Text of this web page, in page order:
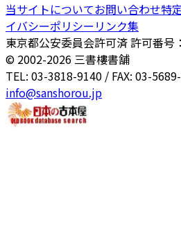
当サイトについてお問い合わせ特
イバシーポリシー リンク集
東京都公安委員会許可済 許可番号
© 2002-2026 三書樓書舗
TEL: 03-3818-9140 / FAX: 03-
info@sanshorou.jp